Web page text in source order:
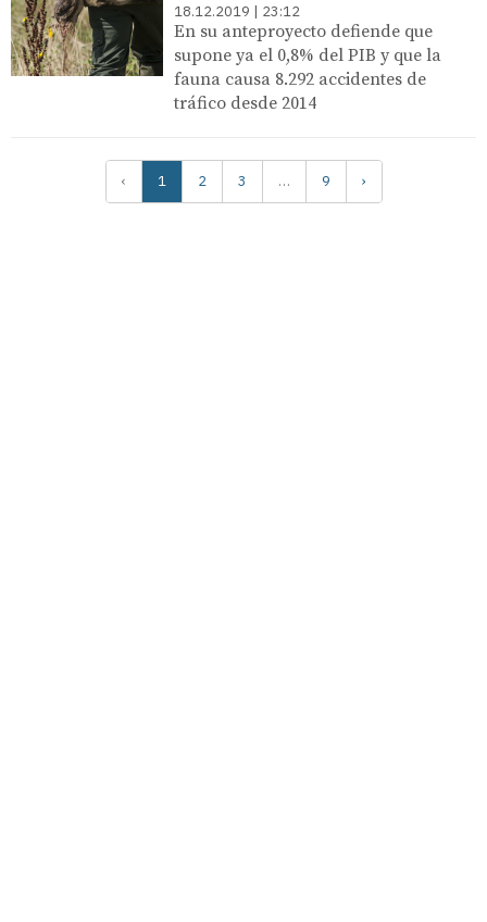
18.12.2019 | 23:12
En su anteproyecto defiende que
supone ya el 0,8% del PIB y que la
fauna causa 8.292 accidentes de
tráfico desde 2014
‹ 1 2 3 … 9 ›